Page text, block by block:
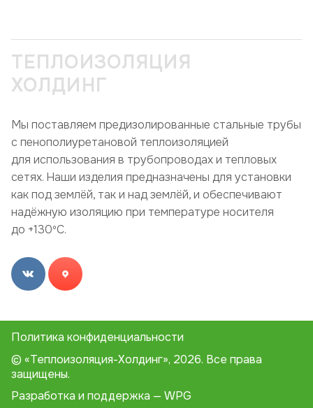
ТЕПЛОИЗОЛЯЦИЯ
ХОЛДИНГ
Мы поставляем предизолированные стальные трубы
с пенополиуретановой теплоизоляцией
для использования в трубопроводах и тепловых
сетях. Наши изделия предназначены для установки
как под землёй, так и над землёй, и обеспечивают
надёжную изоляцию при температуре носителя
до +130ºC.
Политика конфиденциальности
© «Теплоизоляция-Холдинг», 2026. Все права
защищены.
Разработка и поддержка — WPG